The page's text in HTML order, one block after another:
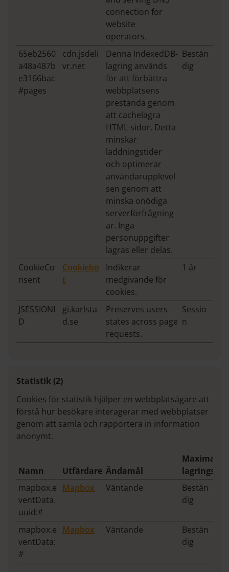
connection for
website
operators.
65eb2560
a48a487b
e3166bac
#pages
cdn.jsdeli
vr.net
Denna IndexedDB-
lagring används
för att förbättra
webbplatsens
prestanda genom
att cachelagra
HTML-sidor. Detta
minskar
laddningstider
och optimerar
användarupplevel
sen genom att
minska onödiga
serverförfrågning
ar. Inga
personuppgifter
lagras eller delas.
Bestän
dig
CookieCo
nsent
Cookiebo
t
Indikerar
medgivande för
cookies.
1 år
JSESSIONI
D
gi.karlsta
d.se
Preserves users
states across page
requests.
Sessio
n
Statistik (2)
Cookies för statistik hjälper en webbplatsägare att
förstå hur besökare interagerar med webbplatser
genom att samla och rapportera in information
anonymt.
Namn Utfärdare Ändamål
Maximal
lagringstid
mapbox.e
ventData.
uuid:#
Mapbox Väntande
Bestän
dig
mapbox.e
ventData:
#
Mapbox Väntande
Bestän
dig